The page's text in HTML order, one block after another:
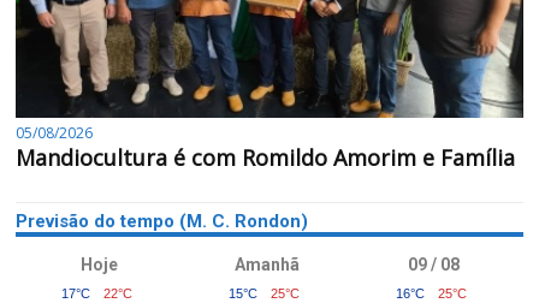
05/08/2026
Mandiocultura é com Romildo Amorim e Família
Previsão do tempo (M. C. Rondon)
Hoje
17°C 22°C
Amanhã
15°C 25°C
09 / 08
16°C 25°C